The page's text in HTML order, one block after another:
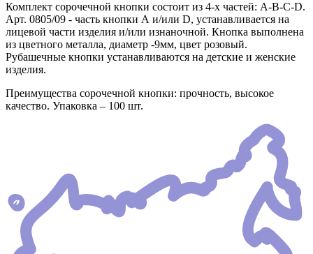
Комплект сорочечной кнопки состоит из 4-х частей: А-В-С-D.
Арт. 0805/09 - часть кнопки А и/или D, устанавливается на
лицевой части изделия и/или изнаночной. Кнопка выполнена
из цветного металла, диаметр -9мм, цвет розовый.
Рубашечные кнопки устанавливаются на детские и женские
изделия.
Преимущества сорочечной кнопки: прочность, высокое
качество. Упаковка – 100 шт.